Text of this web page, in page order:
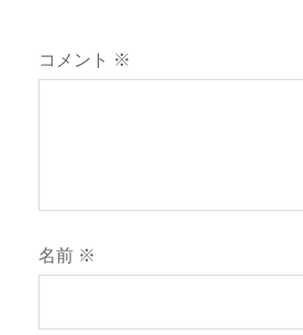
コメント ※
名前 ※